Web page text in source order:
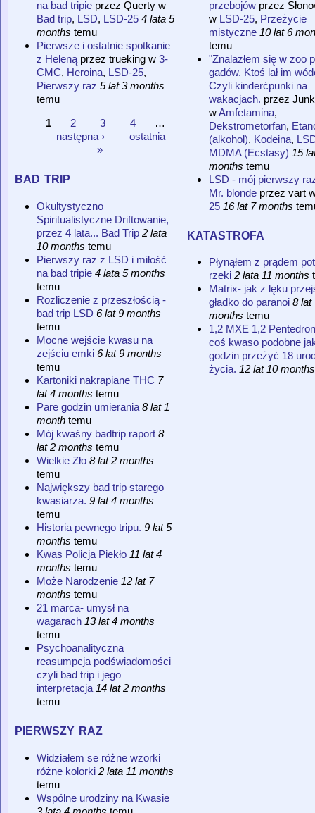
na bad tripie przez Querty w
Bad trip, LSD, LSD-25 4 lata 5
months temu
Pierwsze i ostatnie spotkanie
z Heleną przez trueking w 3-
CMC, Heroina, LSD-25,
Pierwszy raz 5 lat 3 months
temu
Strony
1 2 3 4
…
następna ›
ostatnia
»
bad trip
Okultystyczno
Spiritualistyczne Driftowanie,
przez 4 lata... Bad Trip 2 lata
10 months temu
Pierwszy raz z LSD i miłość
na bad tripie 4 lata 5 months
temu
Rozliczenie z przeszłością -
bad trip LSD 6 lat 9 months
temu
Mocne wejście kwasu na
zejściu emki 6 lat 9 months
temu
Kartoniki nakrapiane THC 7
lat 4 months temu
Pare godzin umierania 8 lat 1
monthtemu
Mój kwaśny badtrip raport 8
lat 2 months temu
Wielkie Zło 8 lat 2 months
temu
Największy bad trip starego
kwasiarza. 9 lat 4 months
temu
Historia pewnego tripu. 9 lat 5
months temu
Kwas Policja Piekło 11 lat 4
months temu
Może Narodzenie 12 lat 7
months temu
21 marca- umysł na
wagarach 13 lat 4 months
temu
Psychoanalityczna
reasumpcja podświadomości
czyli bad trip i jego
interpretacja 14 lat 2 months
temu
pierwszy raz
Widziałem se różne wzorki
różne kolorki 2 lata 11 months
temu
Wspólne urodziny na Kwasie
przebojów przez
w LSD-25, Przeżycie
mistyczne 10 lat 6
temu
"Znalazłem się w zoo
gadów. Ktoś lał im
Czyli kinderćpunki na
wakacjach. przez
wAmfetamina,
Dekstrometorfan,
(alkohol), Kodeina,
MDMA (Ecstasy) 15
months temu
LSD - mój pierwszy
Mr. blonde przez vart
25 16 lat 7 months
katastrofa
Płynąłem z prądem
rzeki 2 lata 11 months
Matrix- jak z lęku
gładko do paranoi 8 lat
months temu
1,2 MXE 1,2
coś kwaso podobne
godzin przeżyć 18
życia. 12 lat 10 months